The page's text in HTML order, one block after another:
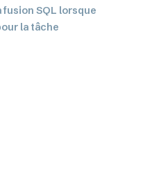
SQL lorsque
la tâche